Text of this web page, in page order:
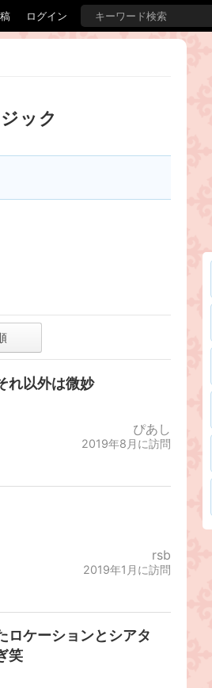
ログイン
ック
れ以外は微妙
ぴあし
2019年8月に訪問
rsb
2019年1月に訪問
ロケーションとシアタ
笑